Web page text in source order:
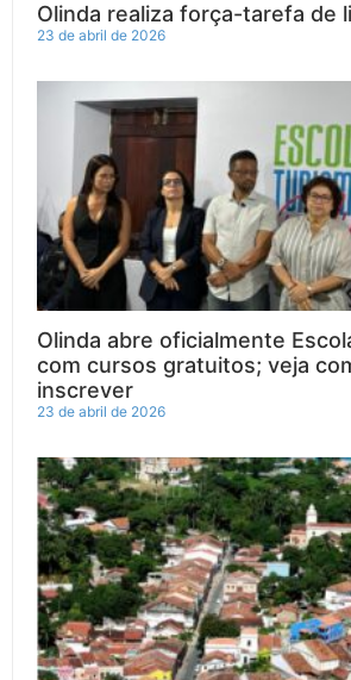
Olinda realiza força-tarefa de
23 de abril de 2026
Olinda abre oficialmente
com cursos gratuitos; veja
inscrever
23 de abril de 2026